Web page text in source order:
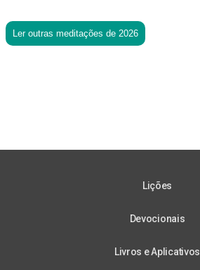
Ler outras meditações de 2026
Lições
Devocionais
Livros e Aplicativos